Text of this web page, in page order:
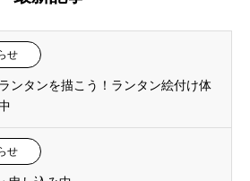
せ
ンタンを描こう！ランタン絵付け体
せ